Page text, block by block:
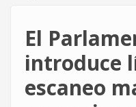
El
introduce
escaneo